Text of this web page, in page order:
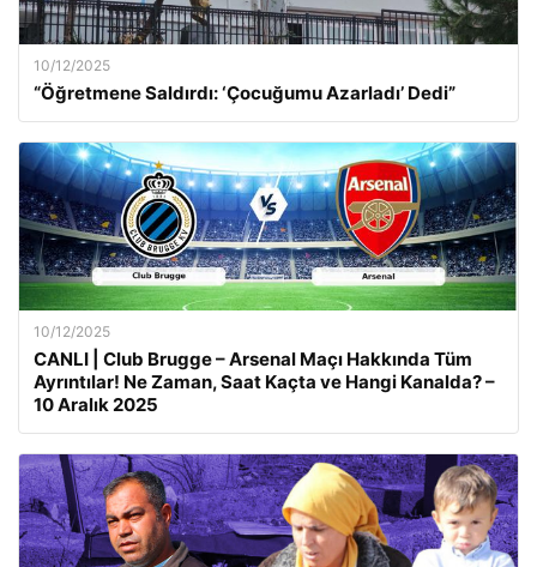
10/12/2025
“Öğretmene Saldırdı: ‘Çocuğumu Azarladı’ Dedi”
10/12/2025
CANLI | Club Brugge – Arsenal Maçı Hakkında Tüm
Ayrıntılar! Ne Zaman, Saat Kaçta ve Hangi Kanalda? –
10 Aralık 2025